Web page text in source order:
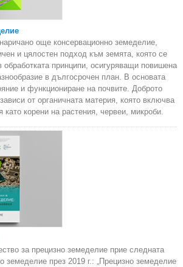
още консервационно земеделие,
и цялостен подход към земята, която се
обработката принципи, осигуряващи повишена
в дългосрочен план. В основата
и функциониране на почвите. Доброто
от органичната материя, която включва
като корени на растения, червеи, микроби.
за прецизно земеделие прие следната
земеделие през 2019 г.: „Прецизно земеделие